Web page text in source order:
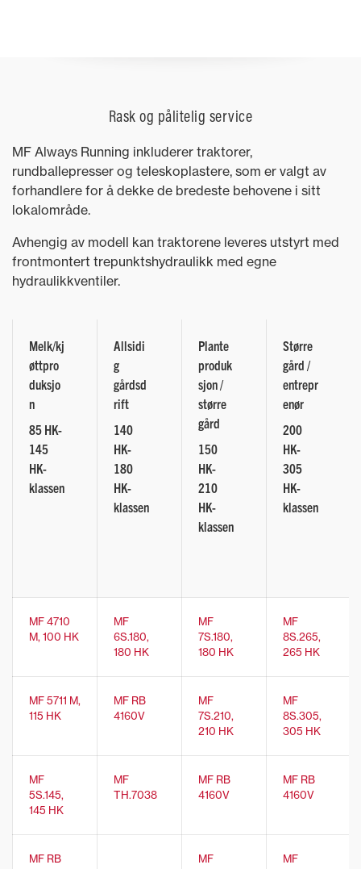
Rask og pålitelig service
MF Always Running inkluderer traktorer,
rundballepresser og teleskoplastere, som er valgt av
forhandlere for å dekke de bredeste behovene i sitt
lokalområde.
Avhengig av modell kan traktorene leveres utstyrt med
frontmontert trepunktshydraulikk med egne
hydraulikkventiler.
Melk/kj
øttpro
duksjo
n
85 HK-
145
HK-
klassen
Allsidi
g
gårdsd
rift
140
HK-
180
HK-
klassen
Plante
produk
sjon /
større
gård
150
HK-
210
HK-
klassen
Større
gård /
entrepr
enør
200
HK-
305
HK-
klassen
MF 4710
M, 100 HK
MF
6S.180,
180 HK
MF
7S.180,
180 HK
MF
8S.265,
265 HK
MF 5711 M,
115 HK
MF RB
4160V
MF
7S.210,
210 HK
MF
8S.305,
305 HK
MF
5S.145,
145 HK
MF
TH.7038
MF RB
4160V
MF RB
4160V
MF RB
MF
MF